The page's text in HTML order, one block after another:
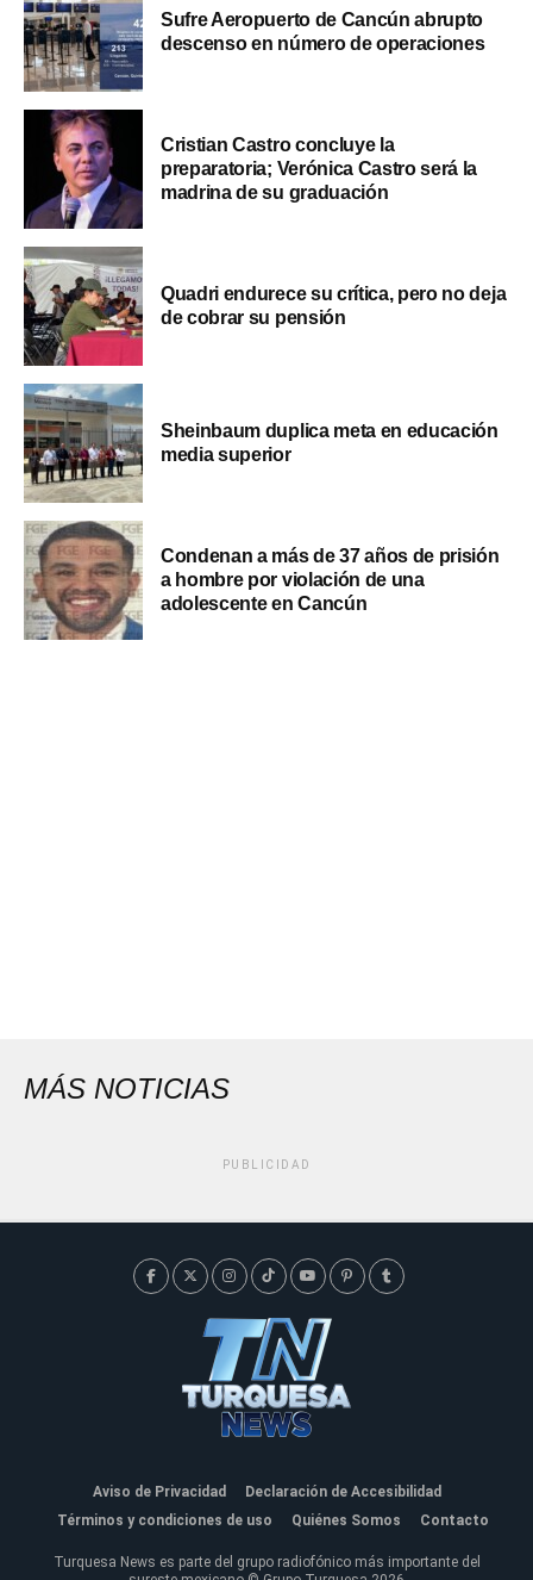
Sufre Aeropuerto de Cancún abrupto
descenso en número de operaciones
Cristian Castro concluye la
preparatoria; Verónica Castro será la
madrina de su graduación
Quadri endurece su crítica, pero no deja
de cobrar su pensión
Sheinbaum duplica meta en educación
media superior
Condenan a más de 37 años de prisión
a hombre por violación de una
adolescente en Cancún
MÁS NOTICIAS
PUBLICIDAD
Aviso de Privacidad
Declaración de Accesibilidad
Términos y condiciones de uso
Quiénes Somos Contacto
Turquesa News es parte del grupo radiofónico más importante del